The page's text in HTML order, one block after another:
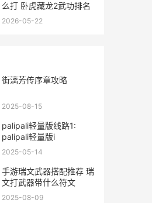
么打 卧虎藏龙2武功排名
2026-05-22
街漓芳传序章攻略
2025-08-15
palipali轻量版线路1:
palipali轻量版i
2025-05-14
手游瑞文武器搭配推荐 瑞
文打武器带什么符文
2025-08-09